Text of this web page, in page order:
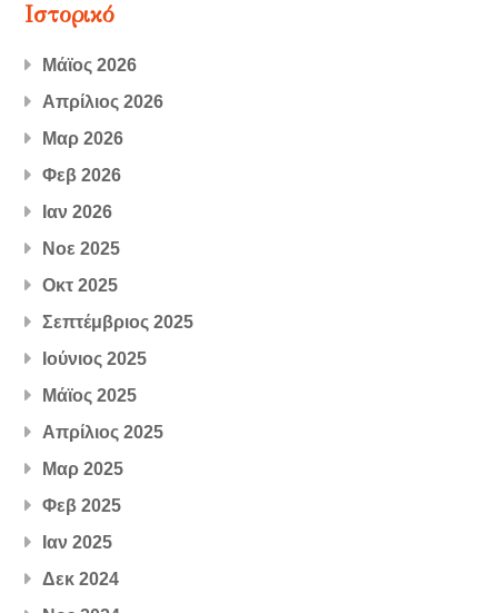
Ιστορικό
Μάϊος 2026
Απρίλιος 2026
Μαρ 2026
Φεβ 2026
Ιαν 2026
Νοε 2025
Οκτ 2025
Σεπτέμβριος 2025
Ιούνιος 2025
Μάϊος 2025
Απρίλιος 2025
Μαρ 2025
Φεβ 2025
Ιαν 2025
Δεκ 2024